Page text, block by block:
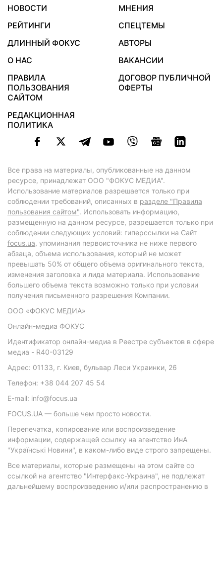
НОВОСТИ
МНЕНИЯ
РЕЙТИНГИ
СПЕЦТЕМЫ
ДЛИННЫЙ ФОКУС
АВТОРЫ
О НАС
ВАКАНСИИ
ПРАВИЛА
ПОЛЬЗОВАНИЯ
САЙТОМ
ДОГОВОР ПУБЛИЧНОЙ
ОФЕРТЫ
РЕДАКЦИОННАЯ
ПОЛИТИКА
Все права на материалы, опубликованные на данном
ресурсе, принадлежат ООО "ФОКУС МЕДИА".
Использование материалов разрешается только при
соблюдении требований, описанных в разделе "Правила
пользования сайтом". Использовать информацию,
размещенную на данном ресурсе, разрешается только при
соблюдении следующих условий: гиперссылки на Сайт
focus.ua, упоминания первоисточника не ниже первого
абзаца, объема использования, который не может
превышать 50% от общего объема оригинального текста,
изменения заголовка и лида материала. Использование
большего объема текста возможно только при условии
получения письменного разрешения Компании.
ООО «ФОКУС МЕДИА»
Онлайн-медиа ФОКУС
Идентификатор онлайн-медиа в Реестре субъектов в сфере
медиа - R40-03129
Адрес: 01133, г. Киев, бульвар Леси Украинки, 26
Телефон: +38 044 207 45 54
E-mail: info@focus.ua
FOCUS.UA — больше чем просто новости.
Перепечатка, копирование или воспроизведение
информации, содержащей ссылку на агентство ИнА
"Українські Новини", в каком-либо виде строго запрещены.
Все материалы, которые размещены на этом сайте со
ссылкой на агентство "Интерфакс-Украина", не подлежат
дальнейшему воспроизведению и/или распространению в